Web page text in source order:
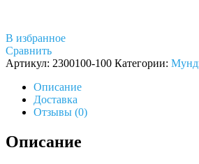
В избранное
Сравнить
Артикул: 2300100-100 Категории:
Описание
Доставка
Отзывы (0)
Описание